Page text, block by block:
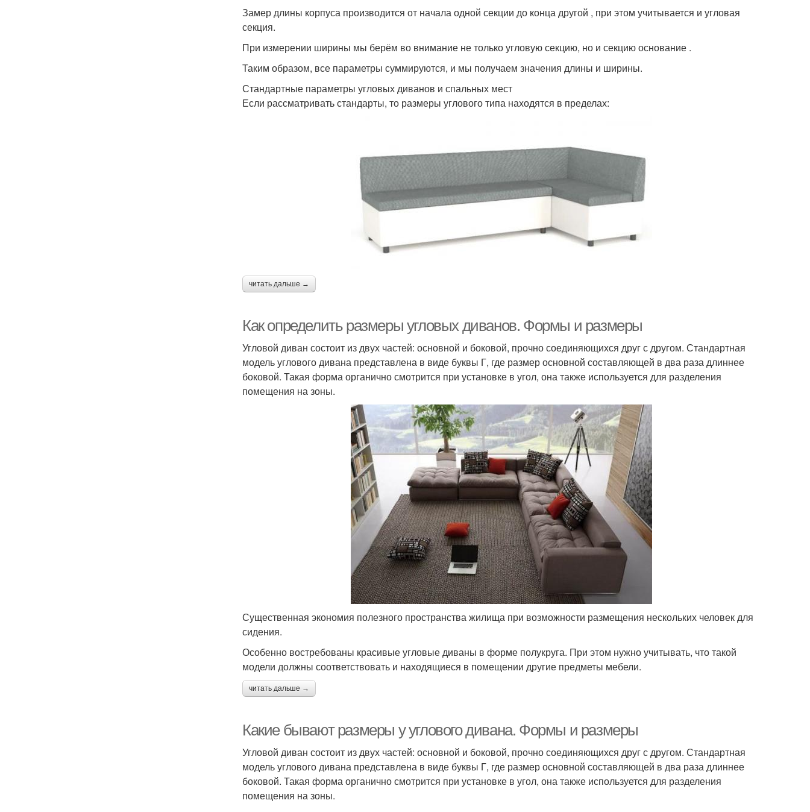
Замер длины корпуса производится от начала одной секции до конца другой , при этом учитывается и угловая
секция.
При измерении ширины мы берём во внимание не только угловую секцию, но и секцию основание .
Таким образом, все параметры суммируются, и мы получаем значения длины и ширины.
Стандартные параметры угловых диванов и спальных мест
Если рассматривать стандарты, то размеры углового типа находятся в пределах:
читать дальше →
Как определить размеры угловых диванов. Формы и размеры
Угловой диван состоит из двух частей: основной и боковой, прочно соединяющихся друг с другом. Стандартная
модель углового дивана представлена в виде буквы Г, где размер основной составляющей в два раза длиннее
боковой. Такая форма органично смотрится при установке в угол, она также используется для разделения
помещения на зоны.
Существенная экономия полезного пространства жилища при возможности размещения нескольких человек для
сидения.
Особенно востребованы красивые угловые диваны в форме полукруга. При этом нужно учитывать, что такой
модели должны соответствовать и находящиеся в помещении другие предметы мебели.
читать дальше →
Какие бывают размеры у углового дивана. Формы и размеры
Угловой диван состоит из двух частей: основной и боковой, прочно соединяющихся друг с другом. Стандартная
модель углового дивана представлена в виде буквы Г, где размер основной составляющей в два раза длиннее
боковой. Такая форма органично смотрится при установке в угол, она также используется для разделения
помещения на зоны.